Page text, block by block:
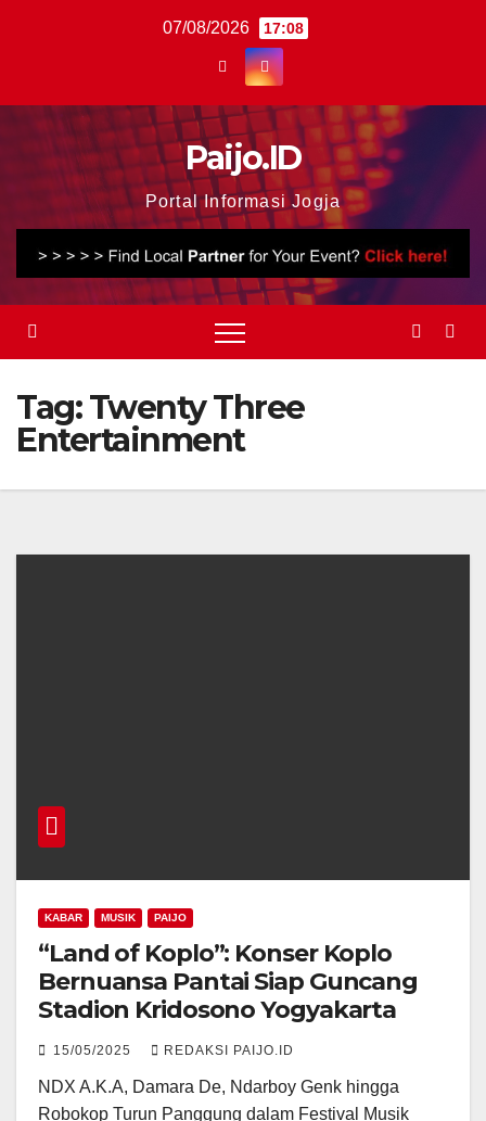
07/08/2026 17:08
Paijo.ID
Portal Informasi Jogja
Tag:Twenty Three
Entertainment
KABAR MUSIK PAIJO
“Land of Koplo”: Konser Koplo
Bernuansa Pantai Siap Guncang
Stadion Kridosono Yogyakarta
15/05/2025 REDAKSI PAIJO.ID
NDX A.K.A, Damara De, Ndarboy Genk hingga
Robokop Turun Panggung dalam Festival Musik